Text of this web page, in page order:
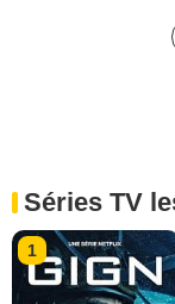
Séries TV
1